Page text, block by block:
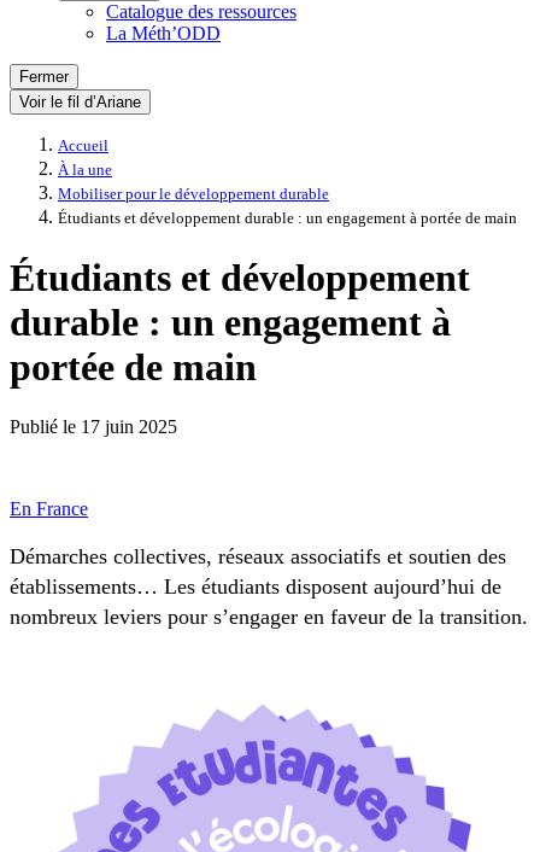
Catalogue des ressources
La Méth’ODD
Fermer
Voir le fil d’Ariane
Accueil
À la une
Mobiliser pour le développement durable
Étudiants et développement durable : un engagement à portée de main
Étudiants et développement
durable : un engagement à
portée de main
Publié le 17 juin 2025
En France
Démarches collectives, réseaux associatifs et soutien des
établissements… Les étudiants disposent aujourd’hui de
nombreux leviers pour s’engager en faveur de la transition.